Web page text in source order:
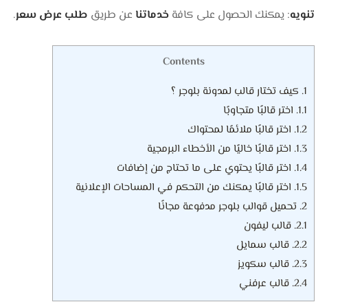
تنويه: يمكنك الحصول على كافة خدماتنا عن طريق طلب عرض سعر.
Contents
1. كيف تختار قالب لمدونة بلوجر ؟
1.1. اختر قالبًا متجاوبًا
1.2. اختر قالبًا ملائمًا لمحتواك
1.3. اختر قالبًا خاليًا من الأخطاء البرمجية
1.4. اختر قالبًا يحتوي على ما تحتاج من إضافات
1.5. اختر قالبًا يمكنك من التحكم في المساحات الإعلانية
2. تحميل قوالب بلوجر مدفوعة مجانًا
2.1. قالب ليفون
2.2. قالب سمايل
2.3. قالب سكويز
2.4. قالب عرفني